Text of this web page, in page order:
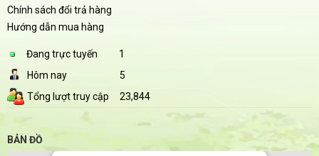
Chính sách đổi trả hàng
Hướng dẫn mua hàng
Đang trực tuyến
1
Hôm nay
5
Tổng lượt truy cập
23,844
BẢN ĐỒ